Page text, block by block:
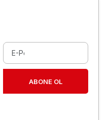
ABONE OL